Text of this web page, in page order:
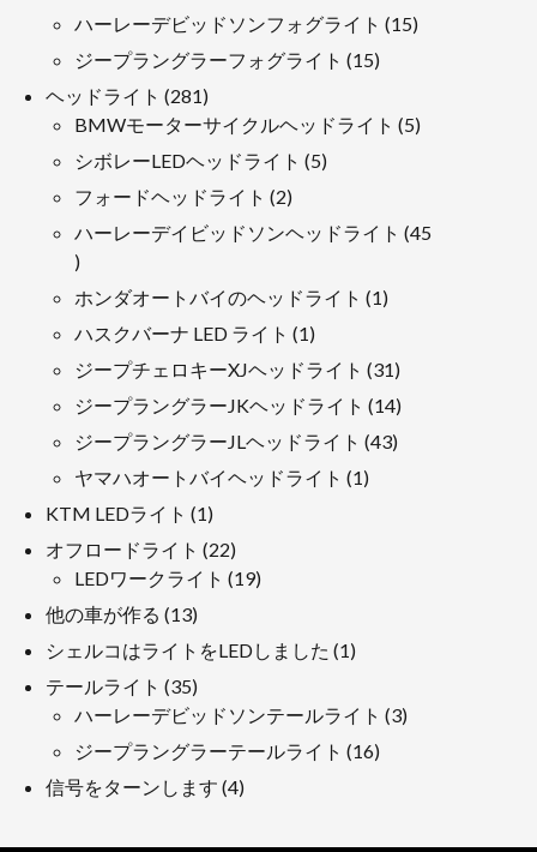
製
ハーレーデビッドソンフォグライト 1515
ジープラングラーフォグライト 1515
品
ヘッドライト 281281
製
BMWモーターサイクルヘッドライト 55
シボレーLEDヘッドライト 55
フォードヘッドライト 22
ハーレーデイビッドソンヘッドライト
45
45
製
ホンダオートバイのヘッドライト 11
ハスクバーナ LED ライト 11
製
ジープチェロキーXJヘッドライト 3131
製
ジープラングラーJKヘッドライト 1414
製
ジープラングラーJLヘッドライト 4343
ヤマハオートバイヘッドライト 11
KTM LEDライト 11
製
品
オフロードライト 2222
製
LEDワークライト 1919
他の車が作る 1313
製
シェルコはライトをLEDしました 11
品
テールライト 3535
製
品
ハーレーデビッドソンテールライト 33
ジープラングラーテールライト 1616
信号をターンします 44
品